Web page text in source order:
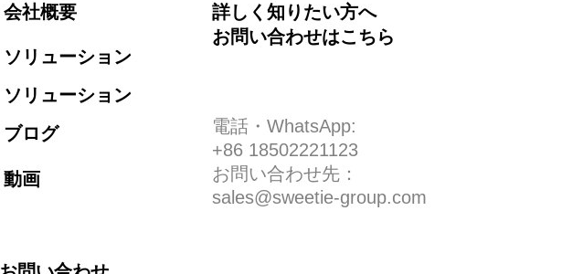
会社概要
ソリューション
詳しく知りたい方へ
お問い合わせはこちら
ソリューション
ブログ
動画
電話・WhatsApp:
+86 18502221123
お問い合わせ先：
sales@sweetie-group.com